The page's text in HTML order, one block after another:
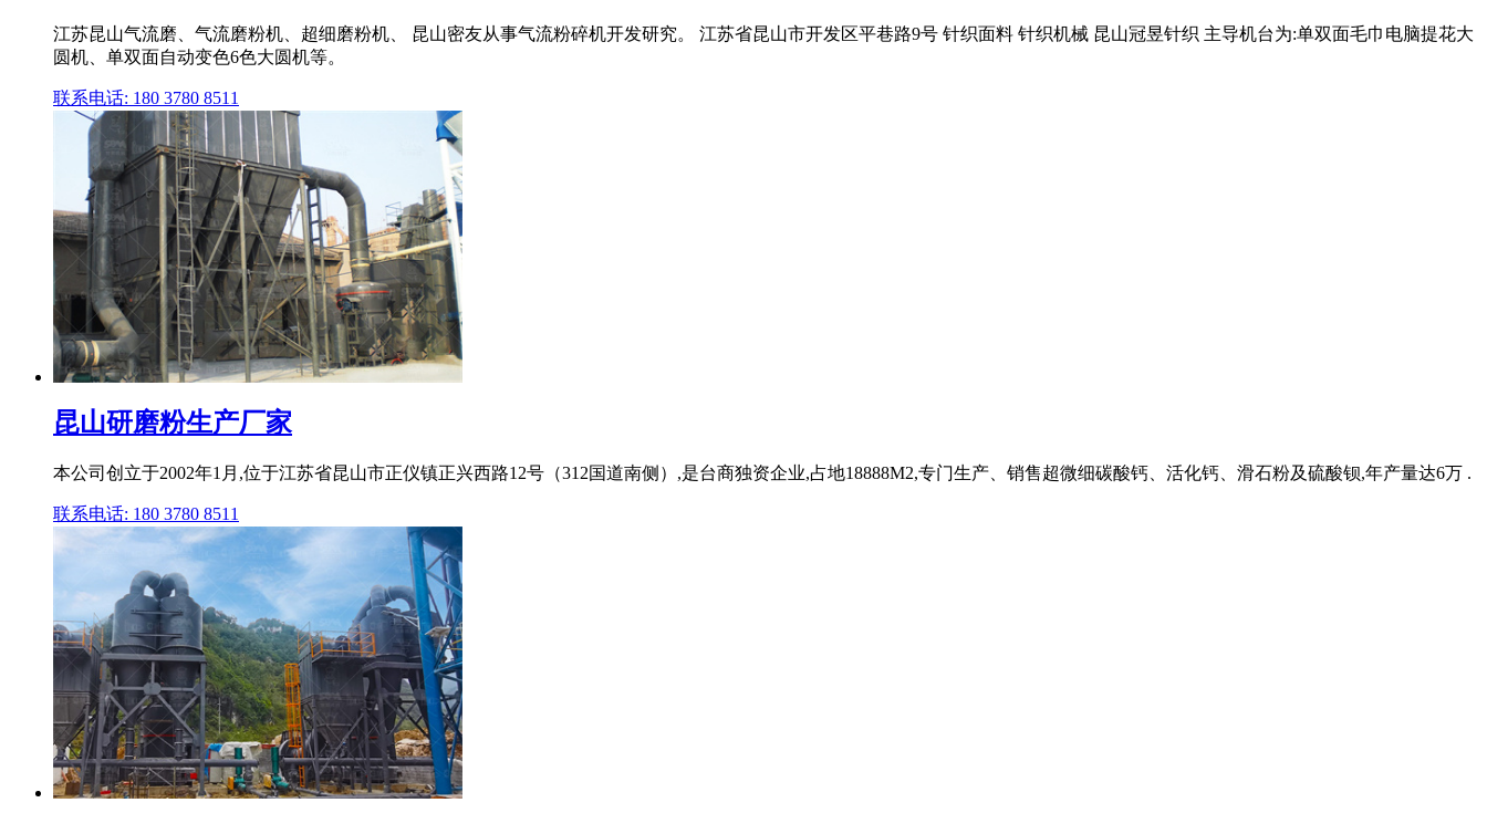
江苏昆山气流磨、气流磨粉机、超细磨粉机、 昆山密友从事气流粉碎机开发研究。 江苏省昆山市开发区平巷路9号 针织面料 针织机械 昆山冠昱针织 主导机台为:单双面毛巾电脑提花大
圆机、单双面自动变色6色大圆机等。
联系电话: 180 3780 8511
昆山研磨粉生产厂家
本公司创立于2002年1月,位于江苏省昆山市正仪镇正兴西路12号（312国道南侧）,是台商独资企业,占地18888M2,专门生产、销售超微细碳酸钙、活化钙、滑石粉及硫酸钡,年产量达6万 .
联系电话: 180 3780 8511